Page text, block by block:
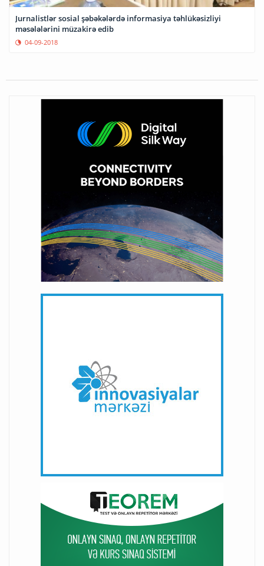
Jurnalistlər sosial şəbəkələrdə informasiya təhlükəsizliyi
məsələlərini müzakirə edib
04-09-2018